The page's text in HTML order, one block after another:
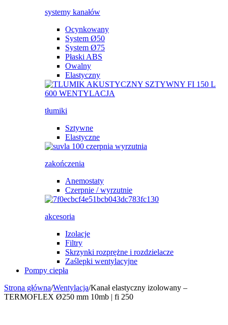
systemy kanałów
Ocynkowany
System Ø50
System Ø75
Płaski ABS
Owalny
Elastyczny
tłumiki
Sztywne
Elastyczne
zakończenia
Anemostaty
Czerpnie / wyrzutnie
akcesoria
Izolacje
Filtry
Skrzynki rozprężne i rozdzielacze
Zaślepki wentylacyjne
Pompy ciepła
Strona główna/Wentylacja/Kanał elastyczny izolowany –
TERMOFLEX Ø250 mm 10mb | fi 250